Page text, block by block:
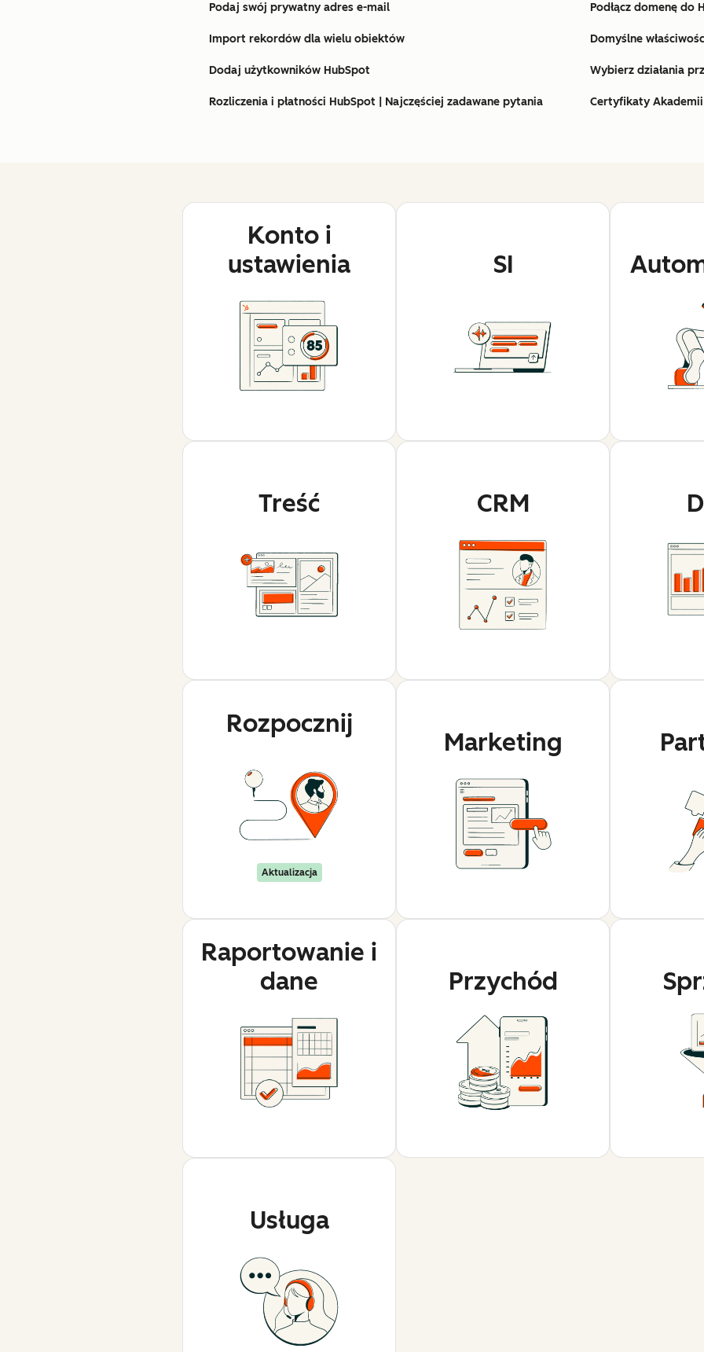
Podaj swój prywatny adres e-mail
Import rekordów dla wielu obiektów
Dodaj użytkowników HubSpot
Rozliczenia i płatności HubSpot | Najczęściej zadawane pytania
Podłącz domenę do
Domyślne
Wybierz działania
Certyfikaty
Konto i
ustawienia
SI
Treść CRM
Aktualizacja
Rozpocznij
Marketing
Raportowanie i
dane
Przychód
Usługa